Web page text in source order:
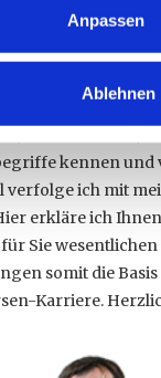
Anpassen
Ablehnen
in
kennen und
verfolge ich mit
erkläre ich
Sie
somit die
Karriere.